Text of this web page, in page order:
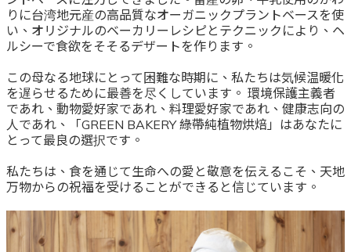
りに台湾地元産の高品質なオーガニックプラントベースを使
い、オリジナルのベーカリーレシピとテクニックにより、ヘ
ルシーで食欲をそそるデザートを作ります。
この母なる地球にとって困難な時期に、私たちは気候温暖化
を遅らせるために最善を尽くしています。 環境保護主義者
であれ、動物愛好家であれ、料理愛好家であれ、健康志向の
人であれ、「GREEN BAKERY 綠帶純植物烘焙」はあなたに
とって最良の選択です。
私たちは、食を通じて生命への愛と敬意を伝えるこそ、天地
万物からの祝福を受けることができると信じています。